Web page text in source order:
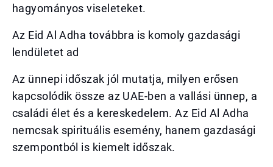
hagyományos viseleteket.
Az Eid Al Adha továbbra is komoly gazdasági
lendületet ad
Az ünnepi időszak jól mutatja, milyen erősen
kapcsolódik össze az UAE-ben a vallási ünnep, a
családi élet és a kereskedelem. Az Eid Al Adha
nemcsak spirituális esemény, hanem gazdasági
szempontból is kiemelt időszak.